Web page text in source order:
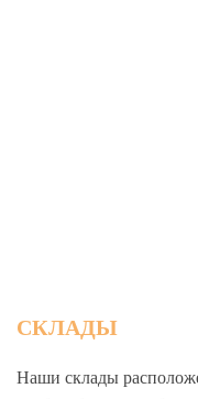
СКЛАДЫ
Наши склады